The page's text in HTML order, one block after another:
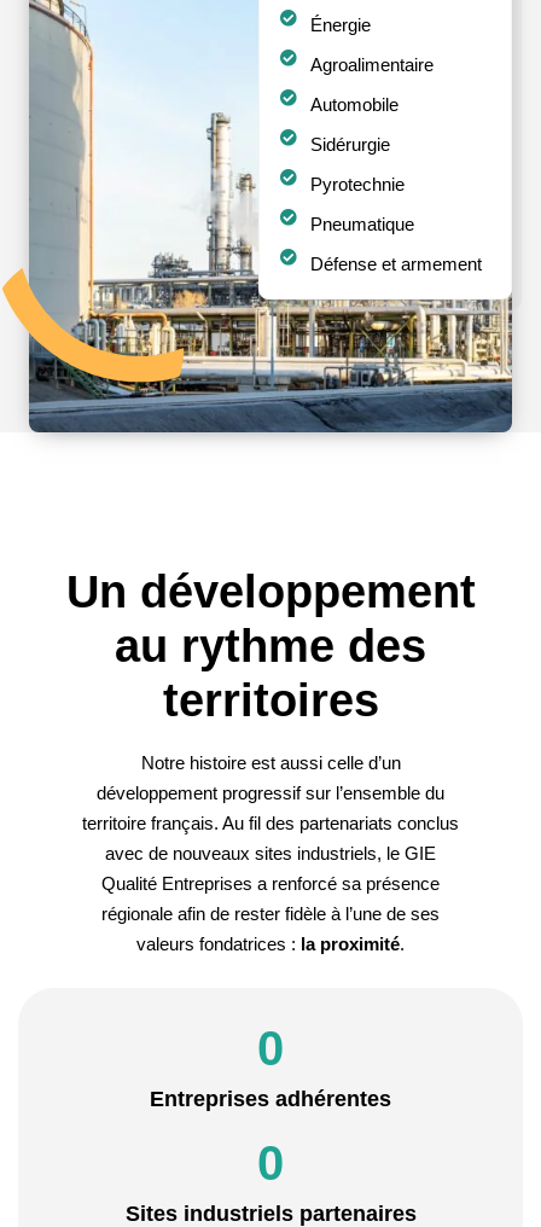
Énergie
Agroalimentaire
Automobile
Sidérurgie
Pyrotechnie
Pneumatique
Défense et armement
Un développement
au rythme des
territoires
Notre histoire est aussi celle d’un
développement progressif sur l’ensemble du
territoire français. Au fil des partenariats conclus
avec de nouveaux sites industriels, le GIE
Qualité Entreprises a renforcé sa présence
régionale afin de rester fidèle à l’une de ses
valeurs fondatrices : la proximité.
Entreprises adhérentes
0
Sites industriels partenaires
0